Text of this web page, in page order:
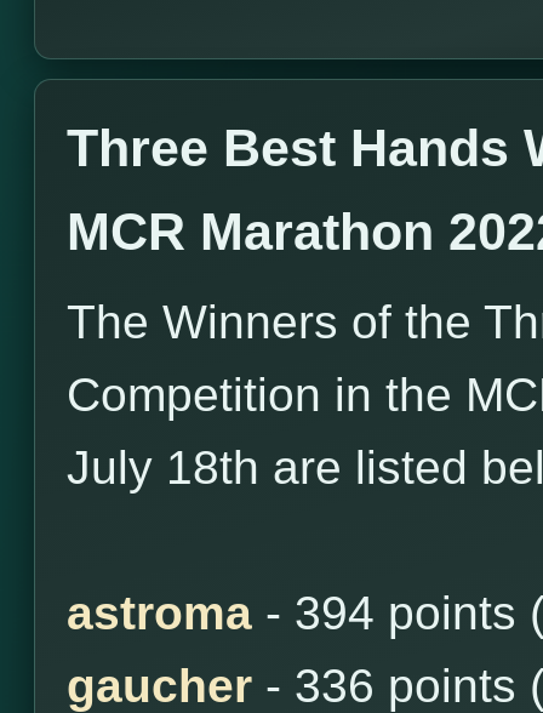
Three Best Hands
MCR Marathon
The Winners of the
Competition in the
July 18th are listed
astroma - 394 points
gaucher - 336 points